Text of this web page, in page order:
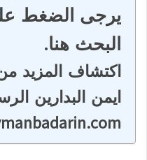
يرجى الضغط
البحث هنا.
اكتشاف المزيد
ايمن البدارين